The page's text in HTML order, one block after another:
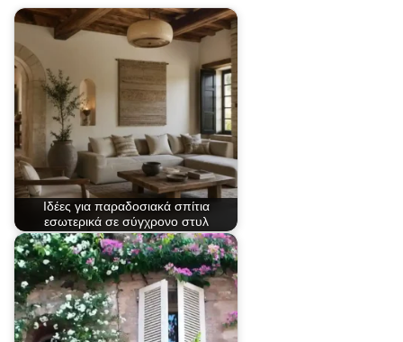
Ιδέες για παραδοσιακά σπίτια
εσωτερικά σε σύγχρονο στυλ